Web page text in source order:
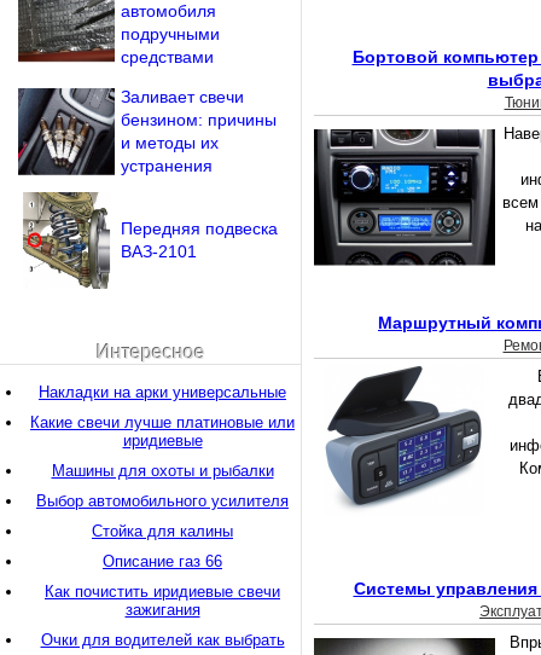
Бортовой компьютер
Маршрутный
Системы
автомобиля
подручными
средствами
Заливает свечи
бензином: причины
и методы их
устранения
Передняя подвеска
ВАЗ-2101
Интересное
Накладки на арки универсальные
Какие свечи лучше платиновые или
иридиевые
Машины для охоты и рыбалки
Выбор автомобильного усилителя
Стойка для калины
Описание газ 66
Как почистить иридиевые свечи
зажигания
Очки для водителей как выбрать